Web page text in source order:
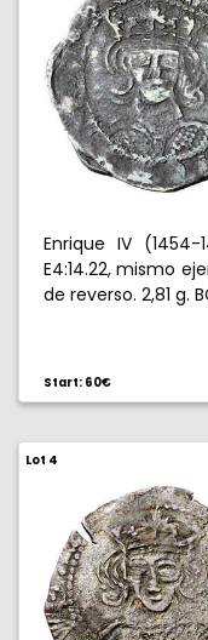
Enrique IV
E4:14.22, mismo
de reverso. 2,81 g.
Start: 60€
Lot 4